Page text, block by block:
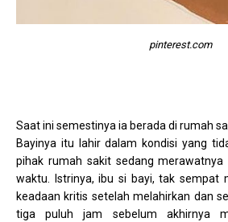
pinterest.com
Saat ini semestinya ia berada di rumah
Bayinya itu lahir dalam kondisi yang
pihak rumah sakit sedang
waktu. Istrinya, ibu si bayi, tak sempat
keadaan kritis setelah melahirkan dan
tiga puluh jam sebelum akhirnya